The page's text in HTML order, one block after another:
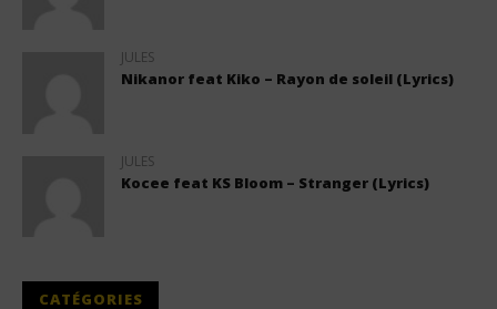
JULES
Nikanor feat Kiko – Rayon de soleil (Lyrics)
JULES
Kocee feat KS Bloom – Stranger (Lyrics)
CATÉGORIES